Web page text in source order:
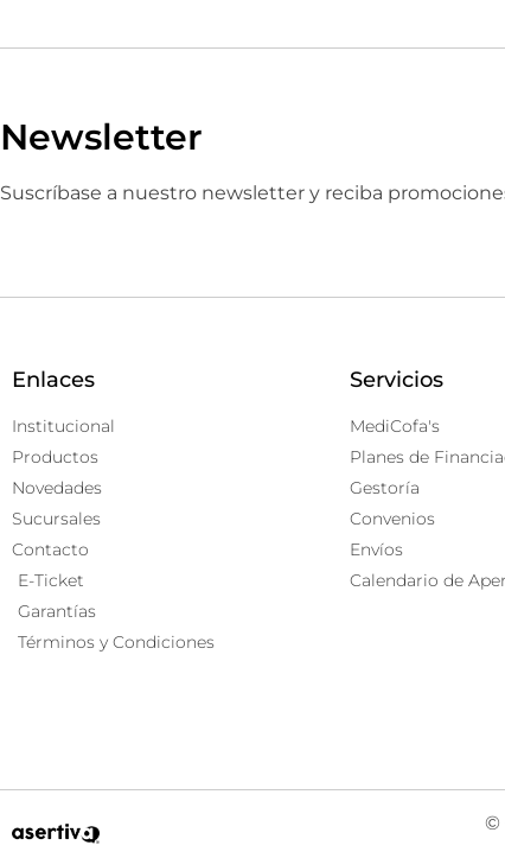
Newsletter
Suscríbase a nuestro newsletter y reciba
Enlaces
Institucional
Productos
Novedades
Sucursales
Contacto
E-Ticket
Garantías
Términos y Condiciones
Servicios
MediCofa's
Planes de
Gestoría
Convenios
Envíos
Calendario de
©